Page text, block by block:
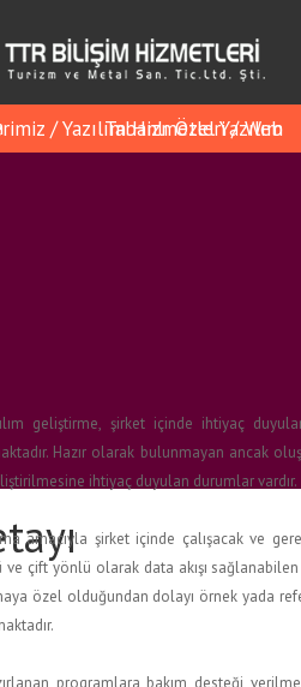
/Yazılım Hizmetleri /
Web Tabanlı Özel Yazılım
geliştirme, şirket içinde ihtiyaç
Hazır olarak bulunmayan ancak
ihtiyaç duyulan durumlar vardır.
amacıyla şirket içinde çalışacak ve
çift yönlü olarak data akışı sağlanabilen
özel olduğundan dolayı örnek yada
programlara bakım desteği